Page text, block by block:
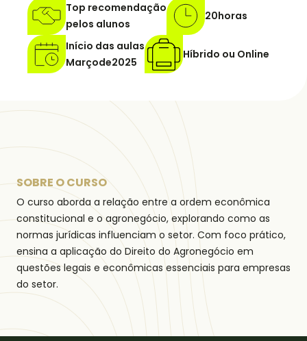
Top recomendação
pelos alunos
20horas
Início das aulas
Marçode2025
Híbrido ou Online
SOBRE O CURSO
O curso aborda a relação entre a ordem econômica
constitucional e o agronegócio, explorando como as
normas jurídicas influenciam o setor. Com foco prático,
ensina a aplicação do Direito do Agronegócio em
questões legais e econômicas essenciais para empresas
do setor.